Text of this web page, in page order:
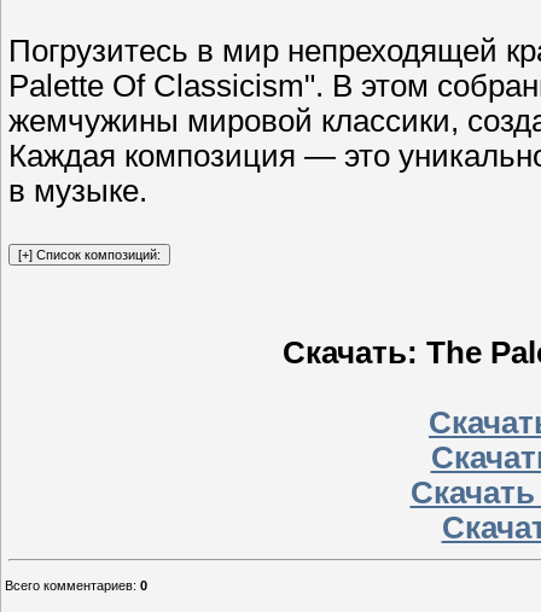
Погрузитесь в мир непреходящей
Palette Of Classicism". В этом
жемчужины мировой классики,
Каждая композиция — это
в музыке.
Скачать: The
Всего комментариев: 0